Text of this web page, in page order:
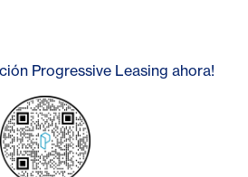
Progressive Leasing ahora!